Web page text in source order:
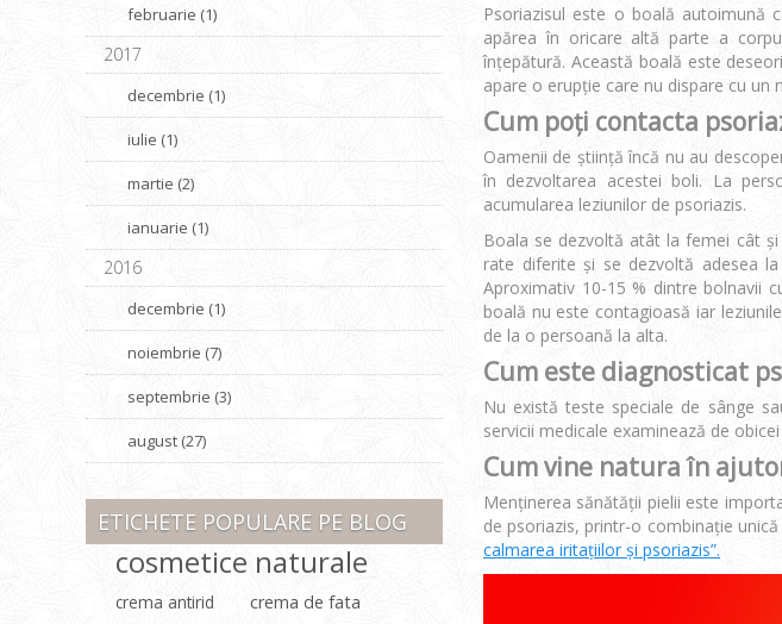
Psoriazisul este o boală autoimună
apărea în oricare altă parte a
înţepătură. Această boală este
apare o erupţie care nu dispare cu
Cum poţi contacta
Oamenii de ştiinţă încă nu au
în dezvoltarea acestei boli. La
acumularea leziunilor de psoriazis.
Boala se dezvoltă atât la femei cât
rate diferite şi se dezvoltă adesea
Aproximativ 10-15 % dintre bolnavii
boală nu este contagioasă iar
de la o persoană la alta.
Cum este diagnosticat
Nu există teste speciale de sânge
servicii medicale examinează de
Cum vine natura în
Menţinerea sănătăţii pielii este
de psoriazis, printr-o combinație
calmarea iritațiilor și psoriazis”.
februarie (1)
2017
decembrie (1)
iulie (1)
martie (2)
ianuarie (1)
2016
decembrie (1)
noiembrie (7)
septembrie (3)
august (27)
ETICHETE POPULARE PE BLOG
cosmetice naturale
crema antirid
crema de fata